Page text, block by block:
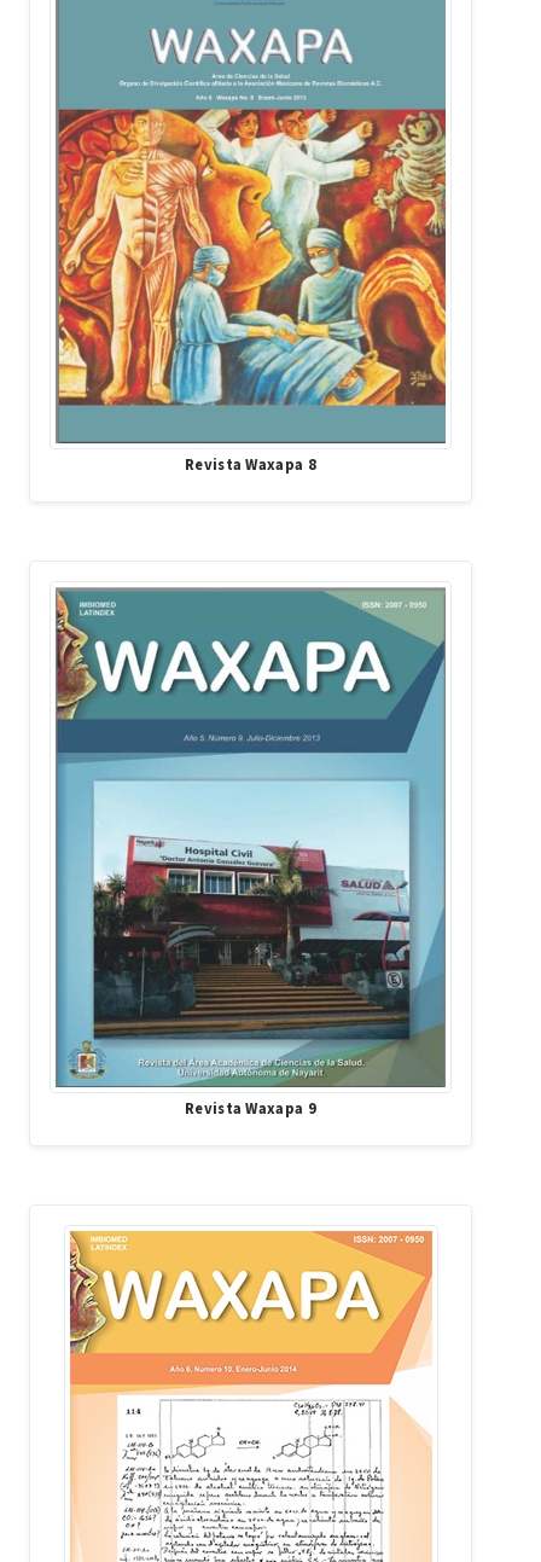
Revista Waxapa 8
Revista Waxapa 9